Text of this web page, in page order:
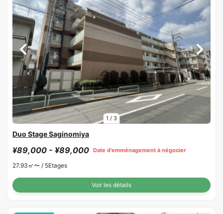
1 / 3
Duo Stage Saginomiya
¥89,000 - ¥89,000 Date d'emménagement à négocier
27.93㎡〜 / 5Etages
Voir les détails